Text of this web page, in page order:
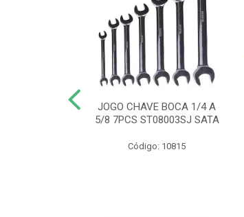
JOGO CHAVE BOCA 1/4 A
5/8 7PCS ST08003SJ SATA
Código: 10815